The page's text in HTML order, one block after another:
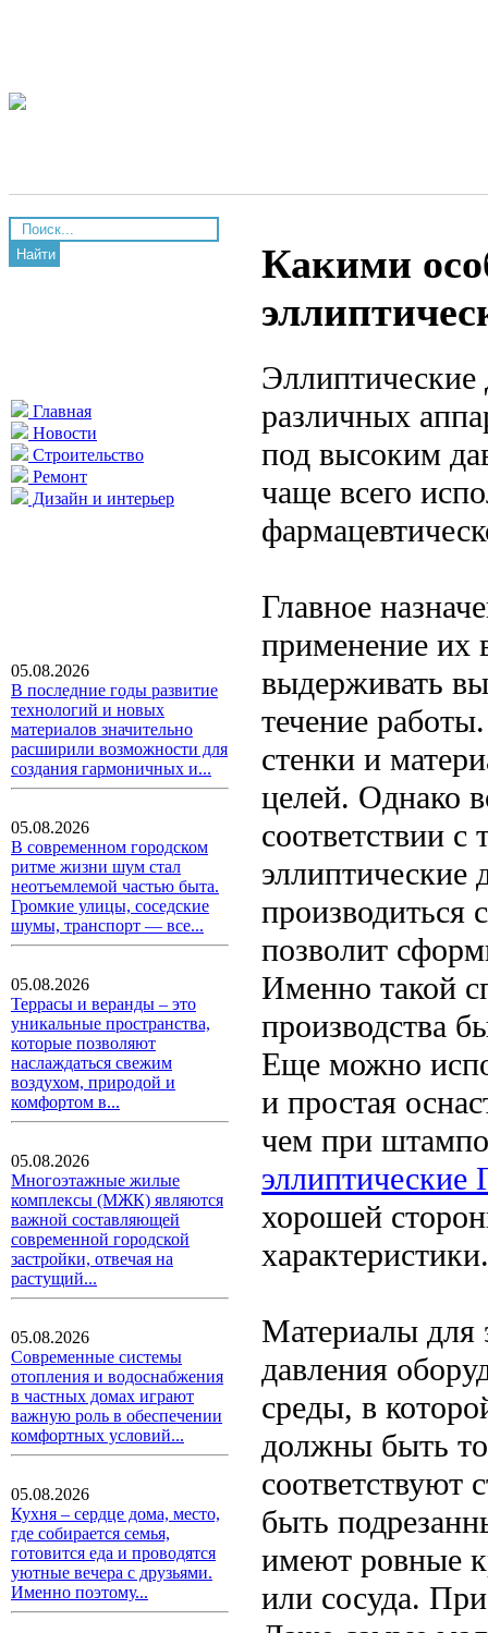
Найти
Главная
Новости
Строительство
Ремонт
Дизайн и интерьер
05.08.2026
В последние годы развитие
технологий и новых
материалов значительно
расширили возможности для
создания гармоничных и...
05.08.2026
В современном городском
ритме жизни шум стал
неотъемлемой частью быта.
Громкие улицы, соседские
шумы, транспорт — все...
05.08.2026
Террасы и веранды – это
уникальные пространства,
которые позволяют
наслаждаться свежим
воздухом, природой и
комфортом в...
05.08.2026
Многоэтажные жилые
комплексы (МЖК) являются
важной составляющей
современной городской
застройки, отвечая на
растущий...
05.08.2026
Современные системы
отопления и водоснабжения
в частных домах играют
важную роль в обеспечении
комфортных условий...
05.08.2026
Кухня – сердце дома, место,
где собирается семья,
готовится еда и проводятся
уютные вечера с друзьями.
Именно поэтому...
Какими
различных
под высоким
чаще всего
Главное
применение их
выдерживать
течение
стенки и
целей. Однако
соответствии
позволит
Именно такой
производства
Еще можно
и простая
чем при
хорошей
характеристики.
Материалы для
давления
среды, в
должны быть
быть
имеют ровные
или сосуда.